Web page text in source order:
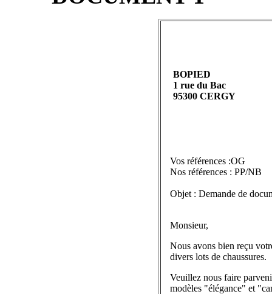
BOPIED
1 rue du Bac
95300 CERGY
Vos références :OG
Nos références : PP/NB
Objet : Demande de
Monsieur,
Nous avons bien reçu
divers lots de chaussures.
Veuillez nous faire
modèles "élégance" et